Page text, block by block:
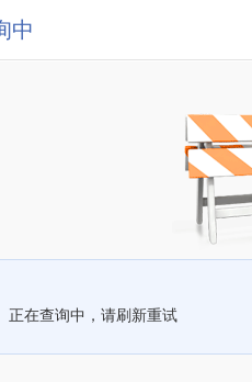
中
正在查询中，请刷新重试